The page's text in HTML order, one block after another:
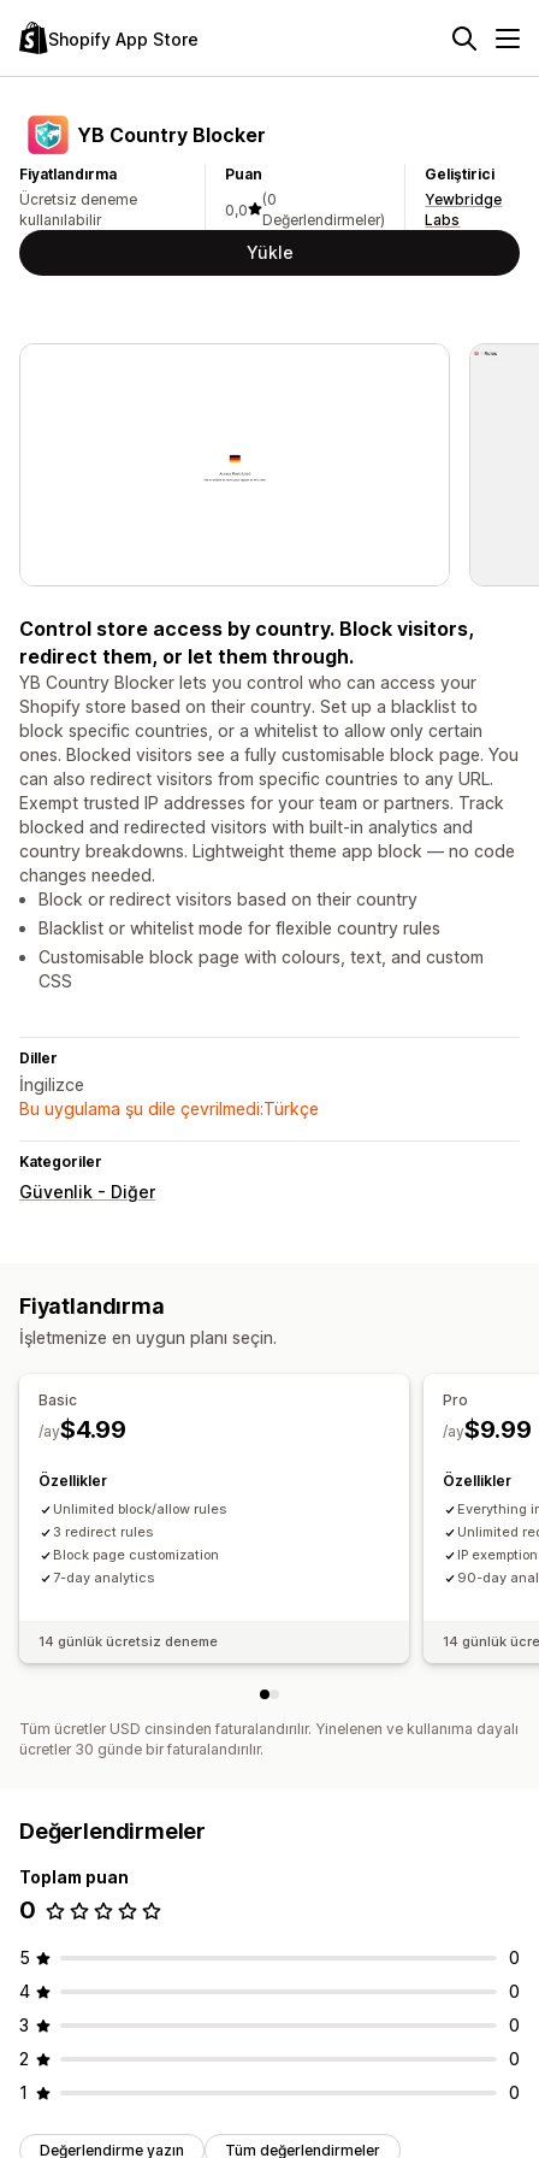
Shopify App Store
YB Country Blocker
Fiyatlandırma
Ücretsiz deneme
kullanılabilir
Puan
0,0
(0
Değerlendirmeler)
Geliştirici
Yewbridge
Labs
Yükle
Control store access by country. Block visitors,
redirect them, or let them through.
YB Country Blocker lets you control who can access your
Shopify store based on their country. Set up a blacklist to
block specific countries, or a whitelist to allow only certain
ones. Blocked visitors see a fully customisable block page. You
can also redirect visitors from specific countries to any URL.
Exempt trusted IP addresses for your team or partners. Track
blocked and redirected visitors with built-in analytics and
country breakdowns. Lightweight theme app block — no code
changes needed.
Block or redirect visitors based on their country
Blacklist or whitelist mode for flexible country rules
Customisable block page with colours, text, and custom
CSS
Diller
İngilizce
Bu uygulama şu dile çevrilmedi:Türkçe
Kategoriler
Güvenlik - Diğer
Fiyatlandırma
İşletmenize en uygun planı seçin.
Basic
$4.99
/ay
Özellikler
Unlimited block/allow rules
3 redirect rules
Block page customization
7-day analytics
14 günlük ücretsiz deneme
Pro
$9.99
/ay
Özellikler
Everything
Unlimited
IP
90-day
14 günlük
Tüm ücretler USD cinsinden faturalandırılır. Yinelenen ve kullanıma dayalı
ücretler 30 günde bir faturalandırılır.
Değerlendirmeler
Toplam puan
0
5
0
4
0
3
0
2
0
1
0
Değerlendirme yazın Tüm değerlendirmeler